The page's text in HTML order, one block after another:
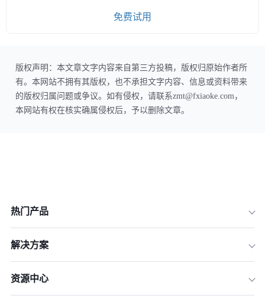
免费试用
版权声明：本文章文字内容来自第三方投稿，版权归原始作者所
有。本网站不拥有其版权，也不承担文字内容、信息或资料带来
的版权归属问题或争议。如有侵权，请联系zmt@fxiaoke.com，
本网站有权在核实确属侵权后，予以删除文章。
热门产品
解决方案
资源中心